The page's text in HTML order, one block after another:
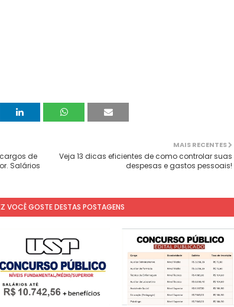
MAIS RECENTES
Veja 13 dicas eficientes de como controlar suas
despesas e gastos pessoais!
de
Salários
VOCÊ GOSTE DESTAS POSTAGENS